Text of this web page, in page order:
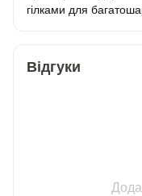
гілками для
Відгуки